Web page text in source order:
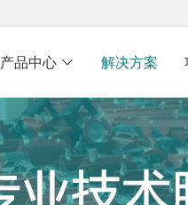
产品中心  解决方案